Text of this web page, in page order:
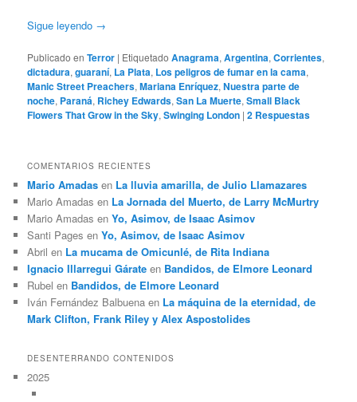
Sigue leyendo →
Publicado en Terror | Etiquetado Anagrama,Argentina,Corrientes,
dictadura,guaraní, La Plata, Los peligros de fumar en la cama,
Manic Street Preachers,Mariana Enríquez,Nuestra parte de
noche, Paraná, Richey Edwards,San La Muerte,Small Black
Flowers That Grow in the Sky,Swinging London |2 Respuestas
COMENTARIOS RECIENTES
Mario Amadas en La lluvia amarilla, de Julio Llamazares
Mario Amadas en La Jornada del Muerto, de Larry McMurtry
Mario Amadas enYo, Asimov, de Isaac Asimov
Santi Pages enYo, Asimov, de Isaac Asimov
Abril en La mucama de Omicunlé, de Rita Indiana
Ignacio Illarregui Gárate en Bandidos, de Elmore Leonard
Rubel en Bandidos, de Elmore Leonard
Iván Fernández Balbuena en La máquina de la eternidad, de
Mark Clifton, Frank Riley y Alex Aspostolides
DESENTERRANDO CONTENIDOS
2025